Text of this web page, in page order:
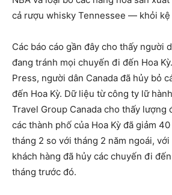
cả rượu whisky Tennessee — khỏi kệ
Các báo cáo gần đây cho thấy người
đang tránh mọi chuyến đi đến Hoa
Press, người dân Canada đã hủy bỏ
đến Hoa Kỳ. Dữ liệu từ công ty lữ
Travel Group Canada cho thấy lượng
các thành phố của Hoa Kỳ đã giảm
tháng 2 so với tháng 2 năm ngoái,
khách hàng đã hủy các chuyến đi
tháng trước đó.